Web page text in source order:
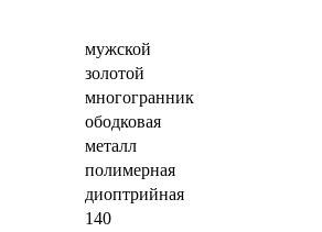
мужской
золотой
многогранник
ободковая
металл
полимерная
диоптрийная
140